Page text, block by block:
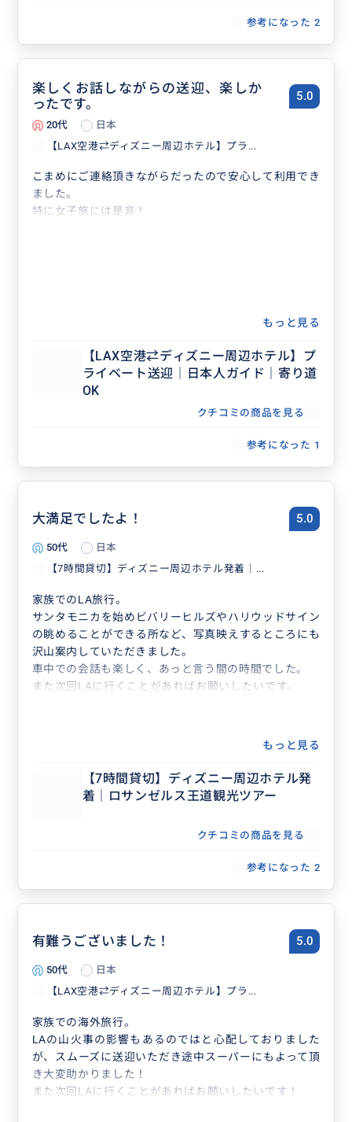
参考になった 2
楽しくお話しながらの送迎、楽しか
ったです。
5.0
20代
日本
【LAX空港⇄ディズニー周辺ホテル】プラ...
こまめにご連絡頂きながらだったので安心して利用でき
ました。
特に女子旅には是非！
もっと見る
【LAX空港⇄ディズニー周辺ホテル】プ
ライベート送迎｜日本人ガイド｜寄り道
OK
クチコミの商品を見る
参考になった 1
大満足でしたよ！ 5.0
50代
日本
【7時間貸切】ディズニー周辺ホテル発着｜...
家族でのLA旅行。
サンタモニカを始めビバリーヒルズやハリウッドサイン
の眺めることができる所など、写真映えするところにも
沢山案内していただきました。
車中での会話も楽しく、あっと言う間の時間でした。
また次回LAに行くことがあればお願いしたいです。
もっと見る
【7時間貸切】ディズニー周辺ホテル発
着｜ロサンゼルス王道観光ツアー
クチコミの商品を見る
参考になった 2
有難うございました！ 5.0
50代
日本
【LAX空港⇄ディズニー周辺ホテル】プラ...
家族での海外旅行。
LAの山火事の影響もあるのではと心配しておりました
が、スムーズに送迎いただき途中スーパーにもよって頂
き大変助かりました！
また次回LAに行くことがあればお願いしたいです！